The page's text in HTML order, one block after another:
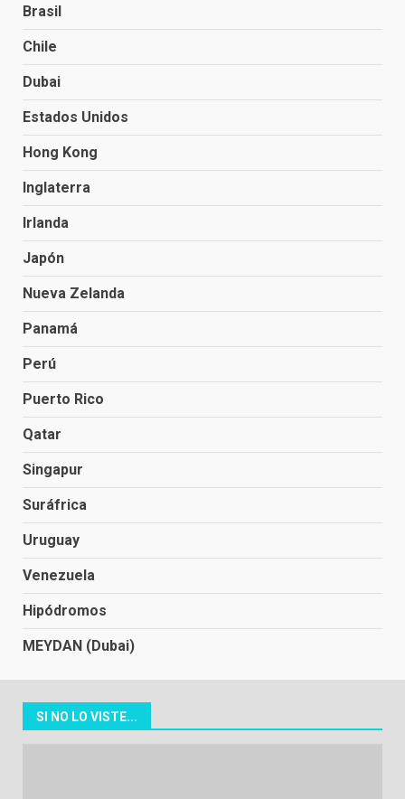
Brasil
Chile
Dubai
Estados Unidos
Hong Kong
Inglaterra
Irlanda
Japón
Nueva Zelanda
Panamá
Perú
Puerto Rico
Qatar
Singapur
Suráfrica
Uruguay
Venezuela
Hipódromos
MEYDAN (Dubai)
SI NO LO VISTE...